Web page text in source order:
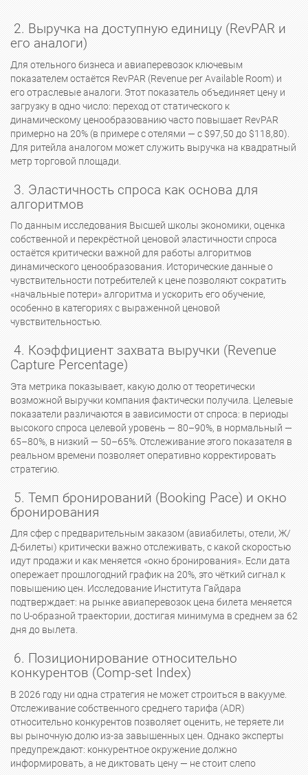
2. Выручка на доступную единицу (RevPAR и
его аналоги)
Для отельного бизнеса и авиаперевозок ключевым
показателем остаётся RevPAR (Revenue per Available Room) и
его отраслевые аналоги. Этот показатель объединяет цену и
загрузку в одно число: переход от статического к
динамическому ценообразованию часто повышает RevPAR
примерно на 20% (в примере с отелями — с $97,50 до $118,80).
Для ритейла аналогом может служить выручка на квадратный
метр торговой площади.
3. Эластичность спроса как основа для
алгоритмов
По данным исследования Высшей школы экономики, оценка
собственной и перекрёстной ценовой эластичности спроса
остаётся критически важной для работы алгоритмов
динамического ценообразования. Исторические данные о
чувствительности потребителей к цене позволяют сократить
«начальные потери» алгоритма и ускорить его обучение,
особенно в категориях с выраженной ценовой
чувствительностью.
4. Коэффициент захвата выручки (Revenue
Capture Percentage)
Эта метрика показывает, какую долю от теоретически
возможной выручки компания фактически получила. Целевые
показатели различаются в зависимости от спроса: в периоды
высокого спроса целевой уровень — 80–90%, в нормальный —
65–80%, в низкий — 50–65%. Отслеживание этого показателя в
реальном времени позволяет оперативно корректировать
стратегию.
5. Темп бронирований (Booking Pace) и окно
бронирования
Для сфер с предварительным заказом (авиабилеты, отели, Ж/
Д-билеты) критически важно отслеживать, с какой скоростью
идут продажи и как меняется «окно бронирования». Если дата
опережает прошлогодний график на 20%, это чёткий сигнал к
повышению цен. Исследование Института Гайдара
подтверждает: на рынке авиаперевозок цена билета меняется
по U-образной траектории, достигая минимума в среднем за 62
дня до вылета.
6. Позиционирование относительно
конкурентов (Comp-set Index)
В 2026 году ни одна стратегия не может строиться в вакууме.
Отслеживание собственного среднего тарифа (ADR)
относительно конкурентов позволяет оценить, не теряете ли
вы рыночную долю из-за завышенных цен. Однако эксперты
предупреждают: конкурентное окружение должно
информировать, а не диктовать цену — не стоит слепо